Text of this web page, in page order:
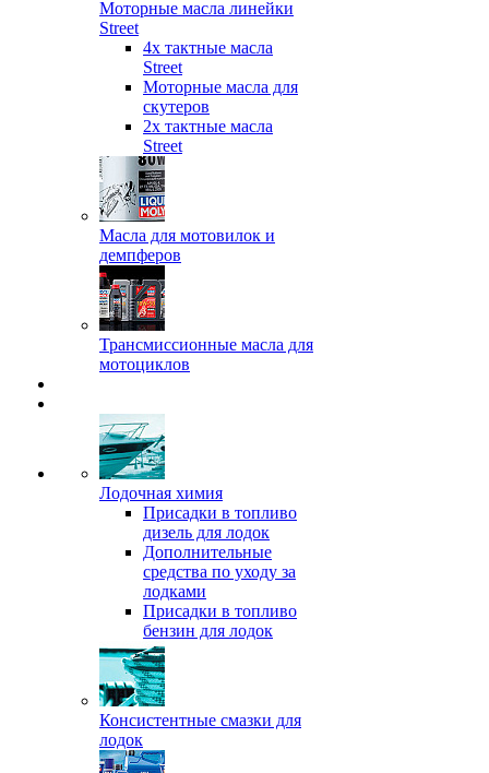
Моторные масла линейки
Street
4х тактные масла
Street
Моторные масла для
скутеров
2х тактные масла
Street
Масла для мотовилок и
демпферов
Трансмиссионные масла для
мотоциклов
Лодочная химия
Присадки в топливо
дизель для лодок
Дополнительные
средства по уходу за
лодками
Присадки в топливо
бензин для лодок
Консистентные смазки для
лодок